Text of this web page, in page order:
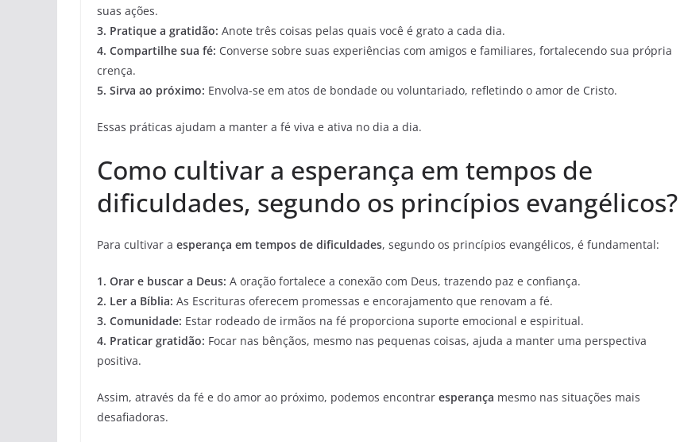
suas ações.
3. Pratique a gratidão: Anote três coisas pelas quais você é grato a cada dia.
4. Compartilhe sua fé: Converse sobre suas experiências com amigos e familiares, fortalecendo sua própria
crença.
5. Sirva ao próximo: Envolva-se em atos de bondade ou voluntariado, refletindo o amor de Cristo.
Essas práticas ajudam a manter a fé viva e ativa no dia a dia.
Como cultivar a esperança em tempos de
dificuldades, segundo os princípios evangélicos?
Para cultivar a esperança em tempos de dificuldades, segundo os princípios evangélicos, é fundamental:
1. Orar e buscar a Deus: A oração fortalece a conexão com Deus, trazendo paz e confiança.
2. Ler a Bíblia: As Escrituras oferecem promessas e encorajamento que renovam a fé.
3. Comunidade: Estar rodeado de irmãos na fé proporciona suporte emocional e espiritual.
4. Praticar gratidão: Focar nas bênçãos, mesmo nas pequenas coisas, ajuda a manter uma perspectiva
positiva.
Assim, através da fé e do amor ao próximo, podemos encontrar esperança mesmo nas situações mais
desafiadoras.